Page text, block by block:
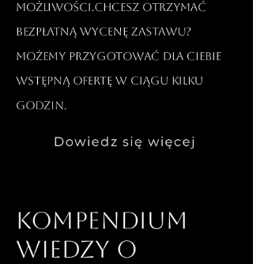
możliwości.Chcesz otrzymać
bezpłatną wycenę zastawu?
Możemy przygotować dla Ciebie
wstępną ofertę w ciągu kilku
godzin.
Dowiedz się więcej
Kompendium
wiedzy o